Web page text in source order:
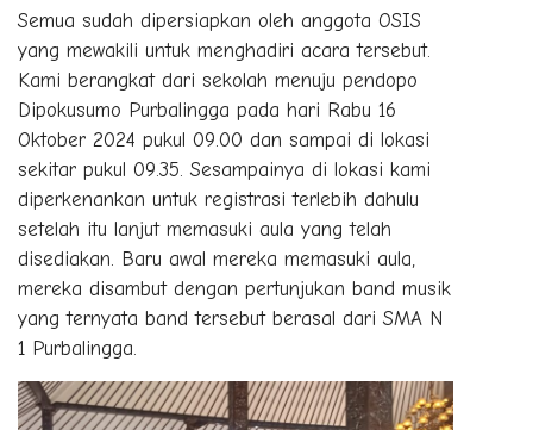
Semua sudah dipersiapkan oleh anggota OSIS
yang mewakili untuk menghadiri acara tersebut.
Kami berangkat dari sekolah menuju pendopo
Dipokusumo Purbalingga pada hari Rabu 16
Oktober 2024 pukul 09.00 dan sampai di lokasi
sekitar pukul 09.35. Sesampainya di lokasi kami
diperkenankan untuk registrasi terlebih dahulu
setelah itu lanjut memasuki aula yang telah
disediakan. Baru awal mereka memasuki aula,
mereka disambut dengan pertunjukan band musik
yang ternyata band tersebut berasal dari SMA N
1 Purbalingga.